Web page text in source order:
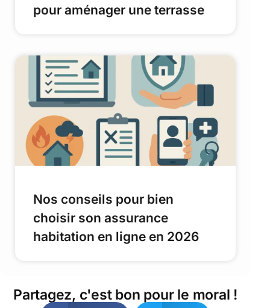
pour aménager une terrasse
Nos conseils pour bien
choisir son assurance
habitation en ligne en 2026
Partagez, c'est bon pour le moral !